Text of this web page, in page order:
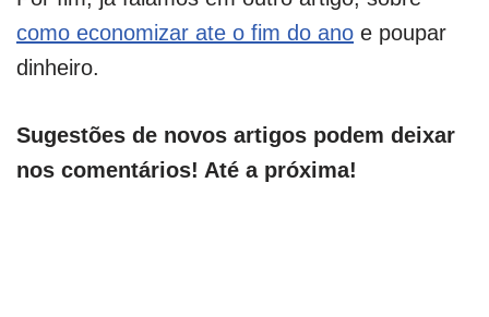
como economizar ate o fim do ano e poupar
dinheiro.
Sugestões de novos artigos podem deixar
nos comentários! Até a próxima!